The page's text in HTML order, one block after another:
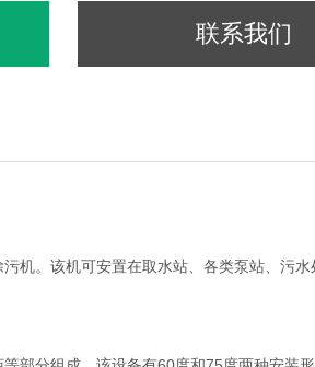
联系我们
机。该机可安置在取水站、各类泵站、污水